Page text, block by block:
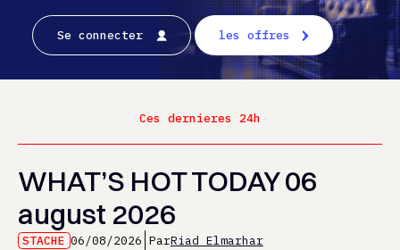
Se connecter les offres
Ces dernieres 24h
WHAT’S HOT TODAY 06
august 2026
STACHE 06/08/2026 ParRiad Elmarhar